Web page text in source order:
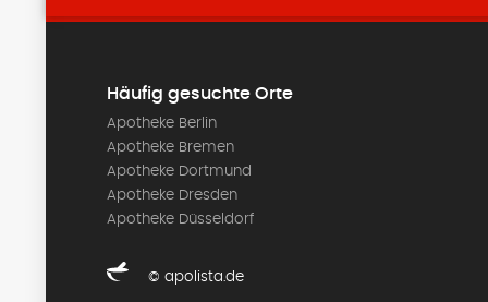
Häufig gesuchte Orte
Apotheke Berlin
Apotheke Bremen
Apotheke Dortmund
Apotheke Dresden
Apotheke Düsseldorf
© apolista.de